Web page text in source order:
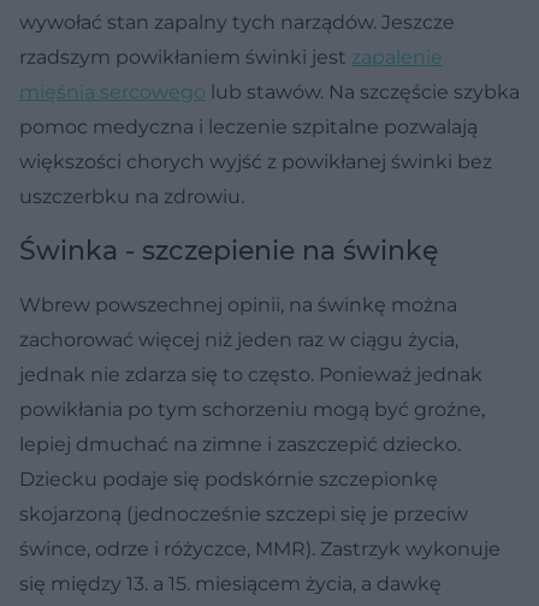
wywołać stan zapalny tych narządów. Jeszcze
rzadszym powikłaniem świnki jest zapalenie
mięśnia sercowego lub stawów. Na szczęście szybka
pomoc medyczna i leczenie szpitalne pozwalają
większości chorych wyjść z powikłanej świnki bez
uszczerbku na zdrowiu.
Świnka - szczepienie na świnkę
Wbrew powszechnej opinii, na świnkę można
zachorować więcej niż jeden raz w ciągu życia,
jednak nie zdarza się to często. Ponieważ jednak
powikłania po tym schorzeniu mogą być groźne,
lepiej dmuchać na zimne i zaszczepić dziecko.
Dziecku podaje się podskórnie szczepionkę
skojarzoną (jednocześnie szczepi się je przeciw
śwince, odrze i różyczce, MMR). Zastrzyk wykonuje
się między 13. a 15. miesiącem życia, a dawkę